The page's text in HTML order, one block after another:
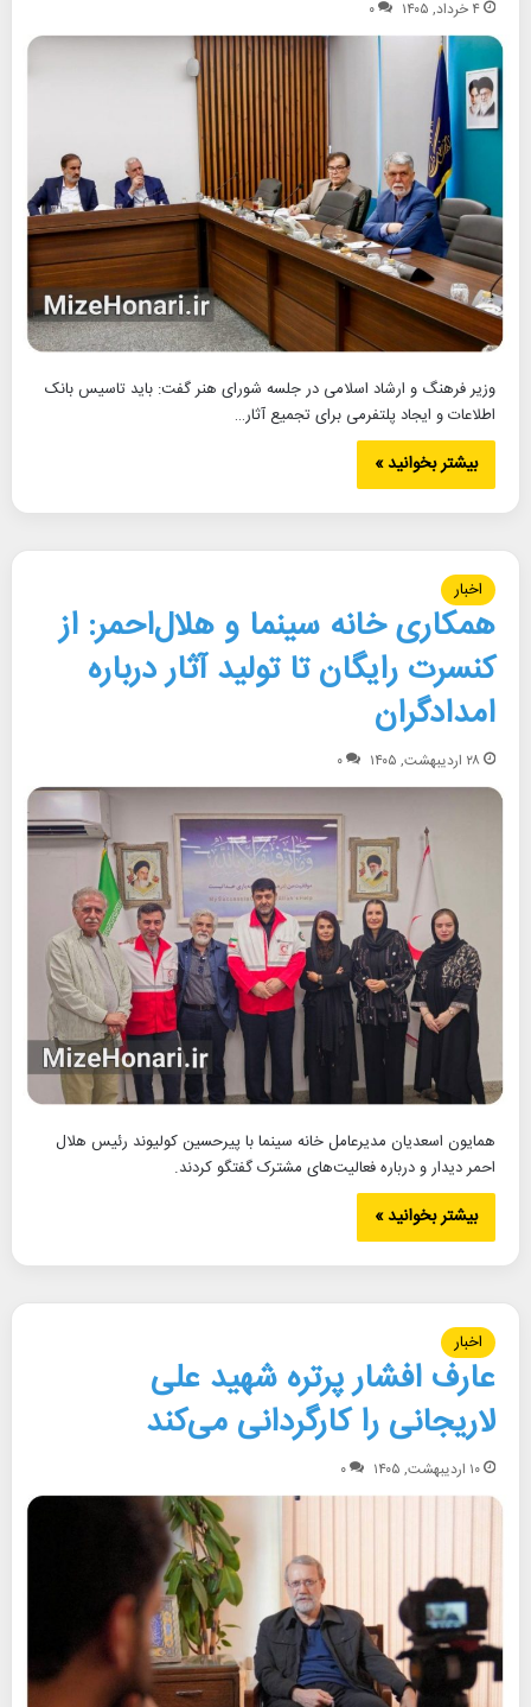
۴ خرداد, ۱۴۰۵ ۰
وزیر فرهنگ و ارشاد اسلامی در جلسه شورای هنر گفت: باید تاسیس بانک
اطلاعات و ایجاد پلتفرمی برای تجمیع آثار…
بیشتر بخوانید »
اخبار
همکاری خانه سینما و هلال‌احمر: از
کنسرت رایگان تا تولید آثار درباره
امدادگران
۲۸ اردیبهشت, ۱۴۰۵ ۰
همایون اسعدیان مدیرعامل خانه سینما با پیرحسین کولیوند رئیس هلال
احمر دیدار و درباره فعالیت‌های مشترک گفتگو کردند.
بیشتر بخوانید »
اخبار
عارف افشار پرتره شهید علی
لاریجانی را کارگردانی می‌کند
۱۰ اردیبهشت, ۱۴۰۵ ۰